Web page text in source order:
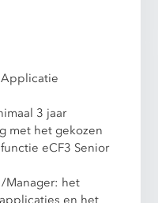
3 jaar
met het gekozen
eCF3 Senior
/Manager: het
en het